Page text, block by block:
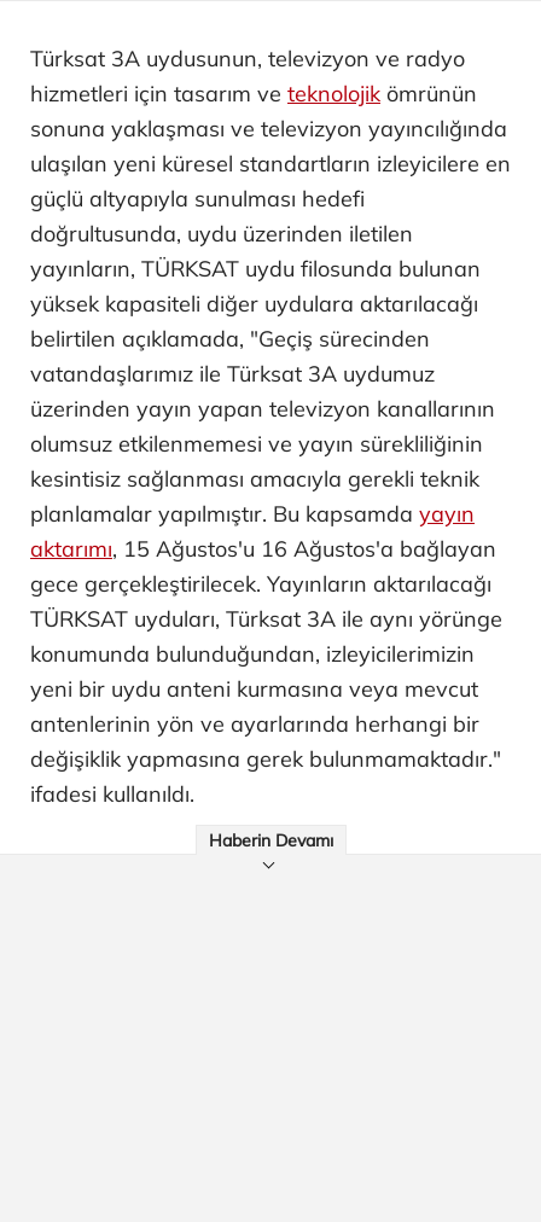
Türksat 3A uydusunun, televizyon ve radyo
hizmetleri için tasarım ve teknolojik ömrünün
sonuna yaklaşması ve televizyon yayıncılığında
ulaşılan yeni küresel standartların izleyicilere en
güçlü altyapıyla sunulması hedefi
doğrultusunda, uydu üzerinden iletilen
yayınların, TÜRKSAT uydu filosunda bulunan
yüksek kapasiteli diğer uydulara aktarılacağı
belirtilen açıklamada, "Geçiş sürecinden
vatandaşlarımız ile Türksat 3A uydumuz
üzerinden yayın yapan televizyon kanallarının
olumsuz etkilenmemesi ve yayın sürekliliğinin
kesintisiz sağlanması amacıyla gerekli teknik
planlamalar yapılmıştır. Bu kapsamda yayın
aktarımı, 15 Ağustos'u 16 Ağustos'a bağlayan
gece gerçekleştirilecek. Yayınların aktarılacağı
TÜRKSAT uyduları, Türksat 3A ile aynı yörünge
konumunda bulunduğundan, izleyicilerimizin
yeni bir uydu anteni kurmasına veya mevcut
antenlerinin yön ve ayarlarında herhangi bir
değişiklik yapmasına gerek bulunmamaktadır."
ifadesi kullanıldı.
Haberin Devamı